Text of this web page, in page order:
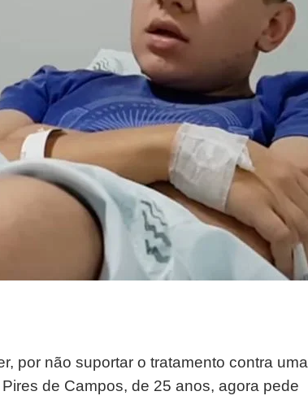
por não suportar o tratamento contra uma
de Campos, de 25 anos, agora pede